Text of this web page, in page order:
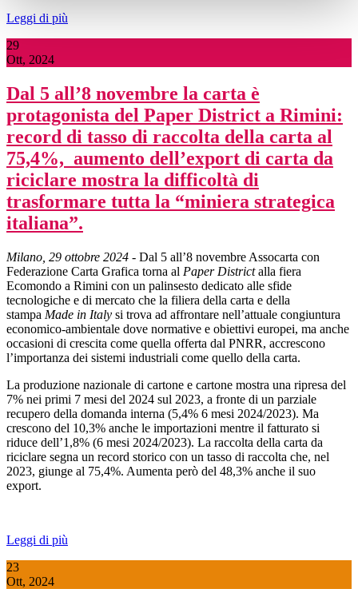
Leggi di più
29
Ott, 2024
Dal 5 all’8 novembre la carta è
protagonista del Paper District a Rimini:
record di tasso di raccolta della carta al
75,4%, aumento dell’export di carta da
riciclare mostra la difficoltà di
trasformare tutta la “miniera strategica
italiana”.
Milano, 29 ottobre 2024 - Dal 5 all’8 novembre Assocarta con
Federazione Carta Grafica torna al Paper Districtalla fiera
Ecomondo a Rimini con un palinsesto dedicato alle sfide
tecnologiche e di mercato che la filiera della carta e della
stampa Made in Italy si trova ad affrontare nell’attuale congiuntura
economico-ambientale dove normative e obiettivi europei, ma anche
occasioni di crescita come quella offerta dal PNRR, accrescono
l’importanza dei sistemi industriali come quello della carta.
La produzione nazionale di cartone e cartone mostra una ripresa del
7% nei primi 7 mesi del 2024 sul 2023, a fronte di un parziale
recupero della domanda interna (5,4% 6 mesi 2024/2023). Ma
crescono del 10,3% anche le importazioni mentre il fatturato si
riduce dell’1,8% (6 mesi 2024/2023). La raccolta della carta da
riciclare segna un record storico con un tasso di raccolta che, nel
2023, giunge al 75,4%. Aumenta però del 48,3% anche il suo
export.
Leggi di più
23
Ott, 2024